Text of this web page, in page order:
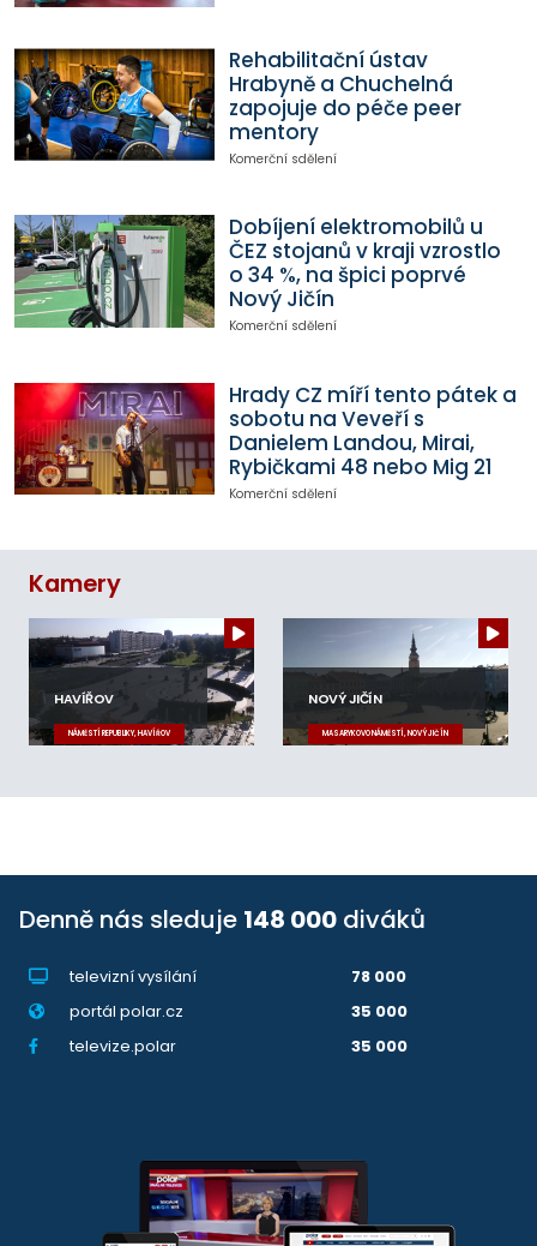
Rehabilitační ústav
Hrabyně a Chuchelná
zapojuje do péče peer
mentory
Komerční sdělení
Dobíjení elektromobilů u
ČEZ stojanů v kraji vzrostlo
o 34 %, na špici poprvé
Nový Jičín
Komerční sdělení
Hrady CZ míří tento pátek a
sobotu na Veveří s
Danielem Landou, Mirai,
Rybičkami 48 nebo Mig 21
Komerční sdělení
Kamery
HAVÍŘOV
NÁMĚSTÍ REPUBLIKY, HAVÍŘOV
NOVÝ JIČÍN
MASARYKOVO NÁMĚSTÍ, NOVÝ JIČÍN
Denně nás sleduje 148 000 diváků
televizní vysílání
78 000
portál polar.cz
35 000
televize.polar
35 000